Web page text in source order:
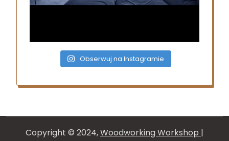
Obserwuj na Instagramie
Copyright © 2024,Woodworking Workshop |